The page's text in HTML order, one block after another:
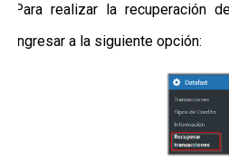
Para realizar la recuperación
ingresar a la siguiente opción: